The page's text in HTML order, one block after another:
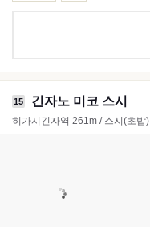
15 긴자노 미코 스시
히가시긴자역 261m / 스시(초밥)